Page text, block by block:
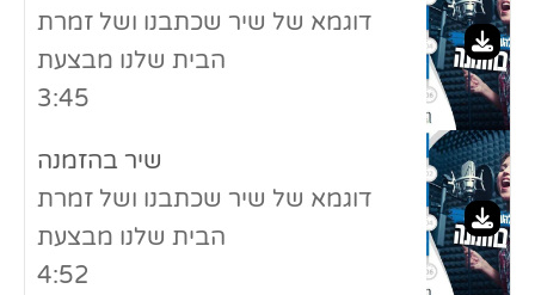
דוגמא של שיר שכתבנו ושל זמרת
הבית שלנו מבצעת
3:45
שיר בהזמנה
דוגמא של שיר שכתבנו ושל זמרת
הבית שלנו מבצעת
4:52